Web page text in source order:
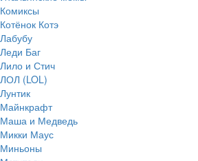
Комиксы
Котёнок Котэ
Лабубу
Леди Баг
Лило и Стич
ЛОЛ (LOL)
Лунтик
Майнкрафт
Маша и Медведь
Микки Маус
Миньоны